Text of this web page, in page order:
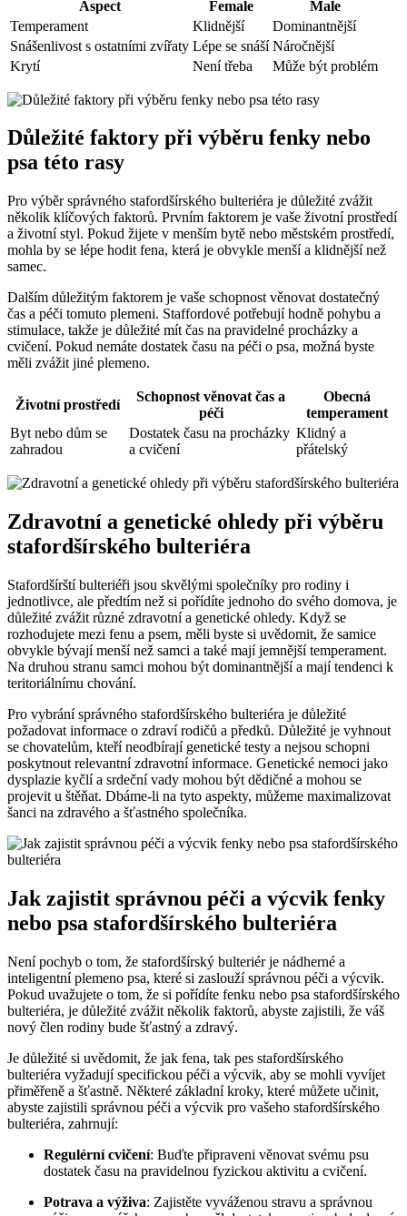
Aspect Female
Male
Temperament
Klidnější
Dominantnější
Snášenlivost s ostatními zvířaty Lépe se snáší Náročnější
Krytí
Není třeba Může být problém
Důležité faktory při výběru fenky nebo
psa této rasy
Pro výběr správného stafordšírského bulteriéra je důležité zvážit
několik klíčových faktorů. Prvním faktorem je vaše životní prostředí
a životní styl. Pokud žijete v menším bytě nebo městském prostředí,
mohla by se lépe hodit fena, která je obvykle menší a klidnější než
samec.
Dalším důležitým faktorem je vaše schopnost věnovat dostatečný
čas a péči tomuto plemeni. Staffordové potřebují hodně pohybu a
stimulace, takže je důležité mít čas na pravidelné procházky a
cvičení. Pokud nemáte dostatek času na péči o psa, možná byste
měli zvážit jiné plemeno.
Životní prostředí
Schopnost věnovat čas a
péči
Obecná
temperament
Byt nebo dům se
zahradou
Dostatek času na procházky
a cvičení
Klidný a
přátelský
Zdravotní a genetické ohledy při výběru
stafordšírského bulteriéra
Stafordšírští bulteriéři jsou skvělými společníky pro rodiny i
jednotlivce, ale předtím než si pořídíte jednoho do svého domova, je
důležité zvážit různé zdravotní a genetické ohledy. Když se
rozhodujete mezi fenu a psem, měli byste si uvědomit, že samice
obvykle bývají menší než samci a také mají jemnější temperament.
Na druhou stranu samci mohou být dominantnější a mají tendenci k
teritoriálnímu chování.
Pro vybrání správného stafordšírského bulteriéra je důležité
požadovat informace o zdraví rodičů a předků. Důležité je vyhnout
se chovatelům, kteří neodbírají genetické testy a nejsou schopni
poskytnout relevantní zdravotní informace. Genetické nemoci jako
dysplazie kyčlí a srdeční vady mohou být dědičné a mohou se
projevit u štěňat. Dbáme-li na tyto aspekty, můžeme maximalizovat
šanci na zdravého a šťastného společníka.
Jak zajistit správnou péči a výcvik fenky
nebo psa stafordšírského bulteriéra
Není pochyb o tom, že stafordšírský bulteriér je nádherné a
inteligentní plemeno psa, které si zaslouží správnou péči a výcvik.
Pokud uvažujete o tom, že si pořídíte fenku nebo psa stafordšírského
bulteriéra, je důležité zvážit několik faktorů, abyste zajistili, že váš
nový člen rodiny bude šťastný a zdravý.
Je důležité si uvědomit, že jak fena, tak pes stafordšírského
bulteriéra vyžadují specifickou péči a výcvik, aby se mohli vyvíjet
přiměřeně a šťastně. Některé základní kroky, které můžete učinit,
abyste zajistili správnou péči a výcvik pro vašeho stafordšírského
bulteriéra, zahrnují:
Regulérní cvičení: Buďte připraveni věnovat svému psu
dostatek času na pravidelnou fyzickou aktivitu a cvičení.
Potrava a výživa: Zajistěte vyváženou stravu a správnou